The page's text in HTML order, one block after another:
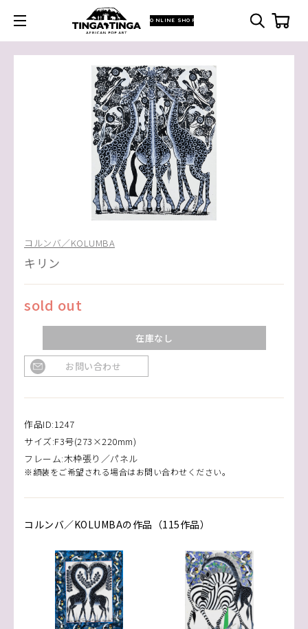
ONLINE SHOP
コルンバ／KOLUMBA
キリン
sold out
在庫なし
お問い合わせ
作品ID:1247
サイズ:F3号(273×220mm)
フレーム:木枠張り／パネル
※額装をご希望される場合はお問い合わせください。
コルンバ／KOLUMBAの作品（115作品）